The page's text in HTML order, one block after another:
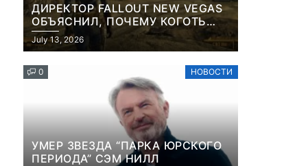
ДИРЕКТОР FALLOUT NEW VEGAS
ОБЪЯСНИЛ, ПОЧЕМУ КОГОТЬ
СМЕРТИ У КАРЬЕРА НАМЕРЕННО
СНОСИТ ВАМ ГОЛОВУ
July 13, 2026
0 НОВОСТИ
УМЕР ЗВЕЗДА “ПАРКА ЮРСКОГО
ПЕРИОДА” СЭМ НИЛЛ